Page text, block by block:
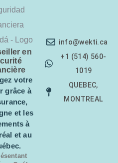
en
votre
grâce à
et les
à
et au
info@wekti.ca
+1 (514) 560-
1019
QUEBEC,
MONTREAL